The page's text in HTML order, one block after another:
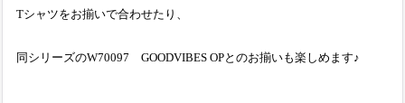
Tシャツをお揃いで合わせたり、
同シリーズのW70097 GOODVIBES OPとのお揃いも楽しめます♪